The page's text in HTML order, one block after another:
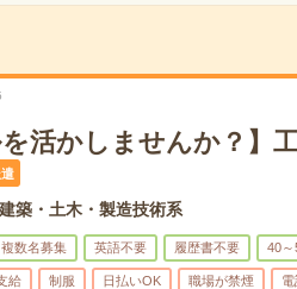
を活かしませんか？】
築・土木・製造技術系
複数名募集 英語不要 履歴書不要 40
給 制服 日払いOK 職場が禁煙